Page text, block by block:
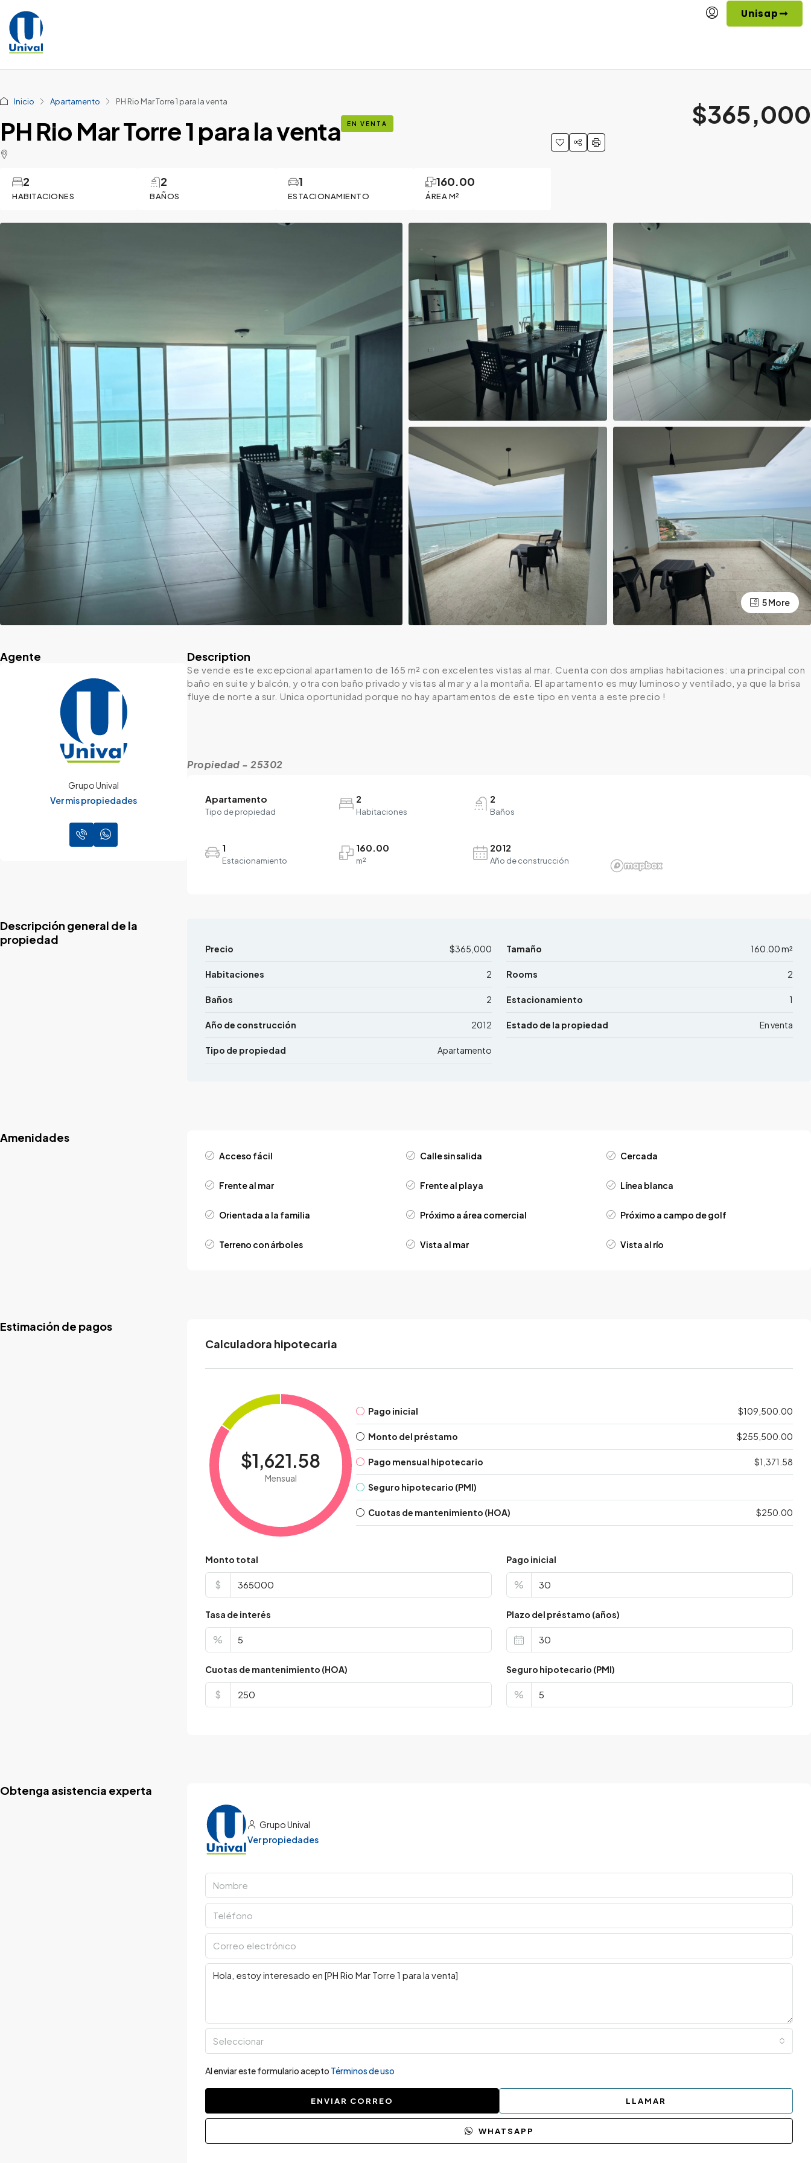
Unisap
Inicio Apartamento PH Rio Mar Torre 1 para la venta
PH Rio Mar Torre 1 para la venta EN VENTA
HABITACIONES
2
BAÑOS
2
ESTACIONAMIENTO
1
ÁREA M²
160.00
$365,000
5 More
Agente
Grupo Unival
Ver mis propiedades
Description
Se vende este excepcional apartamento de 165 m² con excelentes vistas al mar. Cuenta con dos amplias habitaciones: una principal con
baño en suite y balcón, y otra con baño privado y vistas al mar y a la montaña. El apartamento es muy luminoso y ventilado, ya que la brisa
fluye de norte a sur. Unica oportunidad porque no hay apartamentos de este tipo en venta a este precio !
Propiedad - 25302
Apartamento
Tipo de propiedad
2
Habitaciones
2
Baños
1
Estacionamiento
160.00
m²
2012
Año de construcción
Descripción general de la
propiedad
Precio $365,000 Tamaño 160.00 m²
Habitaciones 2 Rooms 2
Baños 2 Estacionamiento 1
Año de construcción 2012 Estado de la propiedad En venta
Tipo de propiedad Apartamento
Amenidades
Acceso fácil Calle sin salida Cercada
Frente al mar Frente al playa Línea blanca
Orientada a la familia Próximo a área comercial Próximo a campo de golf
Terreno con árboles Vista al mar Vista al río
Estimación de pagos
Calculadora hipotecaria
$1,621.58
Mensual
Pago inicial $109,500.00
Monto del préstamo $255,500.00
Pago mensual hipotecario $1,371.58
Seguro hipotecario (PMI)
Cuotas de mantenimiento (HOA) $250.00
Monto total
$
Pago inicial
%
Tasa de interés
%
Plazo del préstamo (años)
Cuotas de mantenimiento (HOA)
$
Seguro hipotecario (PMI)
%
Obtenga asistencia experta
Grupo Unival
Ver propiedades
Seleccionar
Al enviar este formulario acepto Términos de uso
ENVIAR CORREO LLAMAR
WHATSAPP